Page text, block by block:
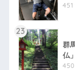
23
群
仏